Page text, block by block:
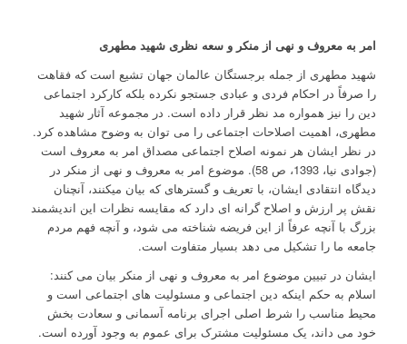
امر به معروف و نهی از منکر و سعه نظری شهید مطهری
شهید مطهری از جمله برجستگان عالمان جهان تشیع است که فقاهت
را صرفاً در احکام فردى و عبادى جستجو نکرده بلکه کارکرد اجتماعی
دین را نیز همواره مد نظر قرار داده است. در مجموعه آثار شهید
مطهری، اهمیت اصلاحات اجتماعی را می توان به وضوح مشاهده کرد.
در نظر ایشان هر نمونه اصلاح اجتماعی مصداق امر به معروف است
(جوادی نیا، 1393، ص 58). موضوع امر به معروف و نهی از منکر در
دیدگاه انتقادی ایشان، با تعریف و گستره­ای که بیان می­کنند، آنچنان
نقش پر ارزش و اصلاح گرانه ای دارد که مقایسه نظرات این اندیشمند
بزرگ با آنچه عرفاً از این فریضه شناخته می شود، و آنچه فهم مردم
جامعه ما را تشکیل می دهد بسیار متفاوت است.
ایشان در تبیین موضوع امر به معروف و نهی از منکر بیان می کنند:
اسلام به حکم اینکه دین اجتماعی و مسئولیت های اجتماعی است و
محیط مناسب را شرط اصلی اجرای برنامه آسمانی و سعادت بخش
خود می داند، یک مسئولیت مشترک برای عموم به وجود آورده است.